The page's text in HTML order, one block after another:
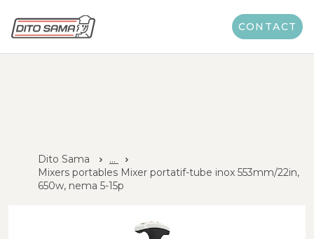
CONTACT
Dito Sama
...
Mixers portables Mixer portatif-tube inox 553mm/22in,
650w, nema 5-15p